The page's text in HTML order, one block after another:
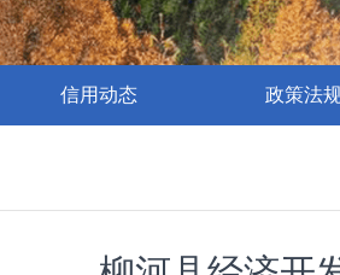
信用动态 政策法